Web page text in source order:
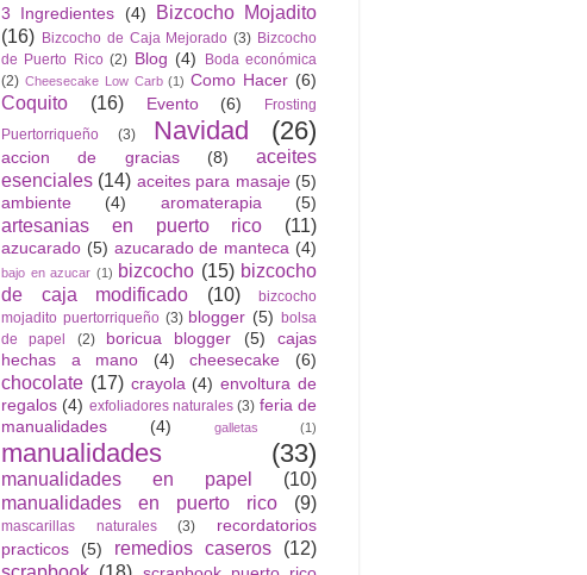
3 Ingredientes
(4)
Bizcocho Mojadito
(16) Bizcocho de Caja Mejorado (3) Bizcocho
de Puerto Rico (2) Blog (4)
Boda económica
(2) Cheesecake Low Carb (1) Como Hacer (6)
Coquito (16) Evento (6)
Frosting
Puertorriqueño
(3) Navidad (26)
accion de gracias (8)
aceites
esenciales (14) aceites para masaje (5)
ambiente
(4) aromaterapia (5)
artesanias en puerto rico (11)
azucarado (5) azucarado de manteca (4)
bajo en azucar (1) bizcocho (15) bizcocho
de caja modificado
(10)
bizcocho
mojadito puertorriqueño (3) blogger (5) bolsa
de papel
(2) boricua blogger (5)
cajas
hechas a mano
(4) cheesecake (6)
chocolate (17) crayola (4) envoltura de
regalos (4) exfoliadores naturales (3) feria de
manualidades
(4) galletas (1)
manualidades (33)
manualidades en papel
(10)
manualidades en puerto rico
(9)
mascarillas naturales (3)
recordatorios
practicos
(5) remedios caseros
(12)